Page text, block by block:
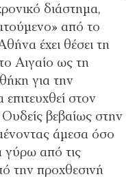
διάστημα,
από το
έχει θέσει τη
Αιγαίο ως τη
για την
στον
βεβαίως στην
άμεσα όσο
γύρω από τις
την προχθεσινή